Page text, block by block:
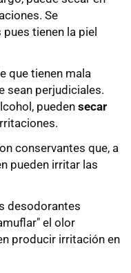
Se
pues tienen la piel
que tienen mala
sean perjudiciales.
pueden secar
conservantes que, a
pueden irritar las
desodorantes
el olor
producir irritación en